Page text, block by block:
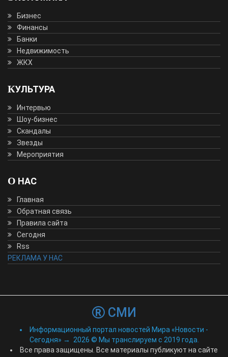
Бизнес
Финансы
Банки
Недвижимость
ЖКХ
КУЛЬТУРА
Интервью
Шоу-бизнес
Скандалы
Звезды
Мероприятия
О НАС
Главная
Обратная связь
Правила сайта
Сегодня
Rss
РЕКЛАМА У НАС
СМИ
Информационный портал новостей Мира «Новости -
Сегодня» → 2026 © Мы транслируем с 2019 года.
Все права защищены. Все материалы публикуют на сайте